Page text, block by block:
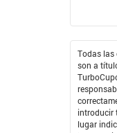
Todas las
son a
introducir
lugar